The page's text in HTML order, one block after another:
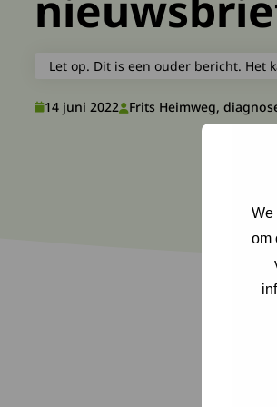
We
om
Let op. Dit is een ouder bericht. Het
14 juni 2022 Frits Heimweg,